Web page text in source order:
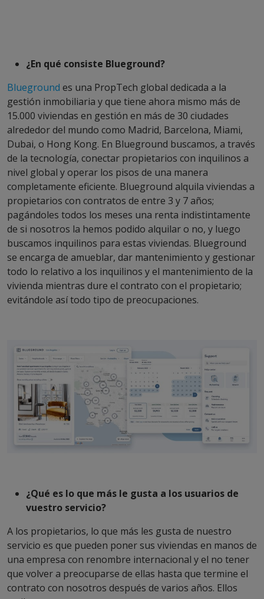
¿En qué consiste Blueground?
Blueground es una PropTech global dedicada a la
gestión inmobiliaria y que tiene ahora mismo más de
15.000 viviendas en gestión en más de 30 ciudades
alrededor del mundo como Madrid, Barcelona, Miami,
Dubai, o Hong Kong. En Blueground buscamos, a través
de la tecnología, conectar propietarios con inquilinos a
nivel global y operar los pisos de una manera
completamente eficiente. Blueground alquila viviendas a
propietarios con contratos de entre 3 y 7 años;
pagándoles todos los meses una renta indistintamente
de si nosotros la hemos podido alquilar o no, y luego
buscamos inquilinos para estas viviendas. Blueground
se encarga de amueblar, dar mantenimiento y gestionar
todo lo relativo a los inquilinos y el mantenimiento de la
vivienda mientras dure el contrato con el propietario;
evitándole así todo tipo de preocupaciones.
¿Qué es lo que más le gusta a los usuarios de
vuestro servicio?
A los propietarios, lo que más les gusta de nuestro
servicio es que pueden poner sus viviendas en manos de
una empresa con renombre internacional y el no tener
que volver a preocuparse de ellas hasta que termine el
contrato con nosotros después de varios años. Ellos